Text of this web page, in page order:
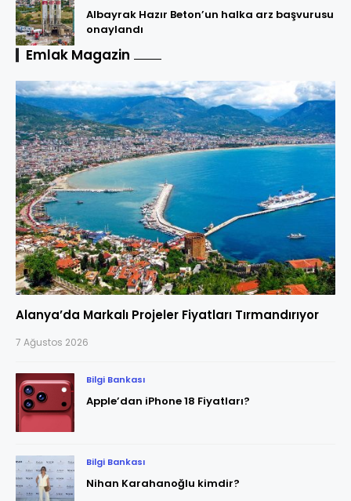
Albayrak Hazır Beton’un halka arz başvurusu
onaylandı
Emlak Magazin
Alanya’da Markalı Projeler Fiyatları Tırmandırıyor
7 Ağustos 2026
Bilgi Bankası
Apple’dan iPhone 18 Fiyatları?
Bilgi Bankası
Nihan Karahanoğlu kimdir?